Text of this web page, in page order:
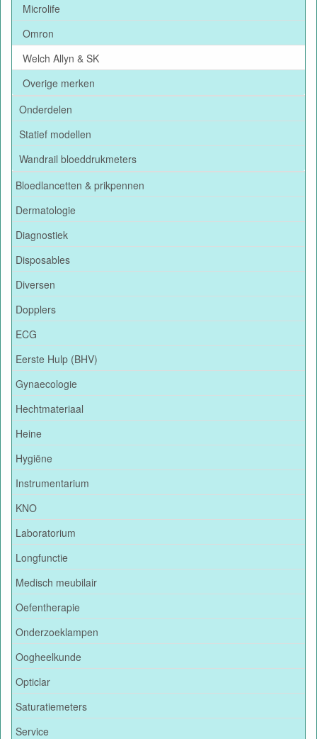
Microlife
Omron
Welch Allyn & SK
Overige merken
Onderdelen
Statief modellen
Wandrail bloeddrukmeters
Bloedlancetten & prikpennen
Dermatologie
Diagnostiek
Disposables
Diversen
Dopplers
ECG
Eerste Hulp (BHV)
Gynaecologie
Hechtmateriaal
Heine
Hygiëne
Instrumentarium
KNO
Laboratorium
Longfunctie
Medisch meubilair
Oefentherapie
Onderzoeklampen
Oogheelkunde
Opticlar
Saturatiemeters
Service